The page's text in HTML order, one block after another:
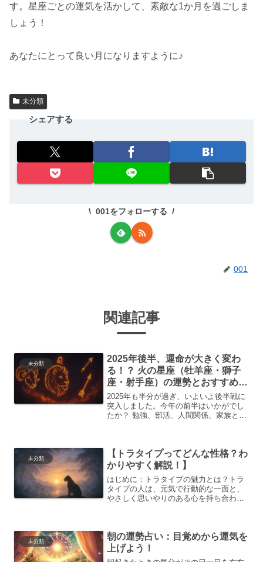
す。星座ごとの運気を活かして、素敵な1か月を過ごしま
しょう！
あなたにとって良い月になりますように♪
未分類
シェアする
001をフォローする
001
関連記事
未分類
2025年後半、運命が大きく変わ
る！？ 火の星座（牡羊座・獅子
座・射手座）の運勢とおすすめア
クション
2025年も半分が過ぎ、いよいよ後半戦に
突入しました。今年の前半はいかがでし
たか？ 勉強、部活、人間関係、家族との
皆さんに向けて、2...
未分類
【トラタイプってどんな性格？わ
かりやすく解説！】
はじめに：トラタイプの魅力とは？トラ
タイプの人は、元気で行動的な一面と、
やさしく思いやりのある心を持ち合わせ
に物ごとを判断しながら行動...
未分類
朝の運勢占い：目覚めから運気を
上げよう！